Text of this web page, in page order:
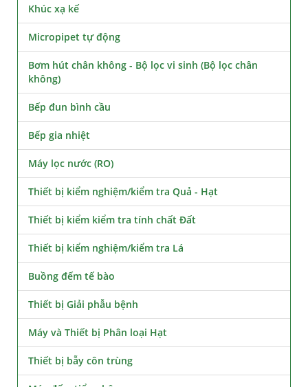
Khúc xạ kế
Micropipet tự động
Bơm hút chân không - Bộ lọc vi sinh (Bộ lọc chân
không)
Bếp đun bình cầu
Bếp gia nhiệt
Máy lọc nước (RO)
Thiết bị kiểm nghiệm/kiểm tra Quả - Hạt
Thiết bị kiểm kiểm tra tính chất Đất
Thiết bị kiểm nghiệm/kiểm tra Lá
Buồng đếm tế bào
Thiết bị Giải phẫu bệnh
Máy và Thiết bị Phân loại Hạt
Thiết bị bẫy côn trùng